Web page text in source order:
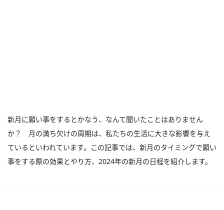
新月に願い事をするとかなう、なんて聞いたことはありません
か？ 月の満ち欠けの周期は、私たちの生活に大きな影響を与え
ているといわれています。この記事では、新月のタイミングで願い
事をする際の効果とやり方、2024年の新月の日程を紹介します。